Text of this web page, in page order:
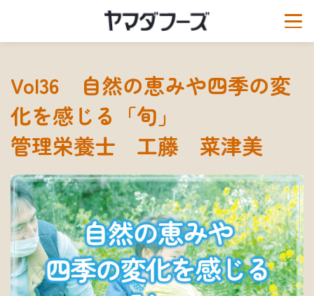
Vol36 自然の恵みや四季の変
化を感じる「旬」
管理栄養士 工藤 菜津美